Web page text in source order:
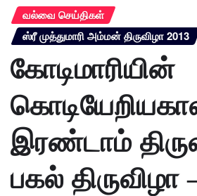
வல்வை செய்திகள்
ஸ்ரீ முத்துமாரி அம்மன் திருவிழா 2013
கோடிமாரியின்
இரண்டாம்
பகல் திருவிழா